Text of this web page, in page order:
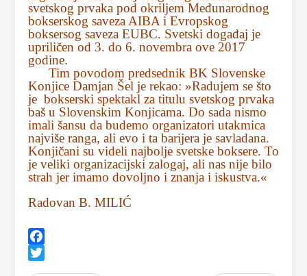
svetskog prvaka pod okriljem Međunarodnog
bokserskog saveza AIBA i Evropskog
boksersog saveza EUBC. Svetski događaj je
upriličen od 3. do 6. novembra ove 2017
godine.
Tim povodom predsednik BK Slovenske
Konjice Damjan Šel je rekao: »Radujem se što
je bokserski spektakl za titulu svetskog prvaka
baš u Slovenskim Konjicama. Do sada nismo
imali šansu da budemo organizatori utakmica
najviše ranga, ali evo i ta barijera je savladana.
Konjičani su videli najbolje svetske boksere. To
je veliki organizacijski zalogaj, ali nas nije bilo
strah jer imamo dovoljno i znanja i iskustva.«
Radovan B. MILIĆ
Facebook